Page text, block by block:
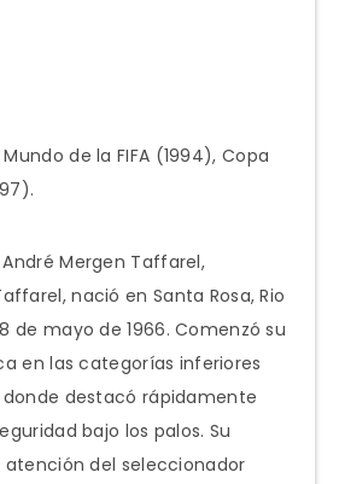
de la FIFA (1994), Copa
Mergen Taffarel,
nació en Santa Rosa, Rio
de mayo de 1966. Comenzó su
en las categorías inferiores
destacó rápidamente
bajo los palos. Su
del seleccionador